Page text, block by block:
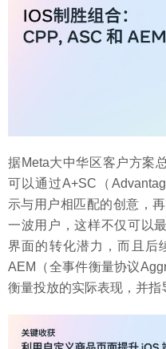
据Meta大中华区客户方案
可以通过A+SC（
示与用户相匹配的创意，
一波用户，这样不仅可以
界面的转化潜力，而且后
AEM（全事件衡量协议
衡量投放的实际表现，并指